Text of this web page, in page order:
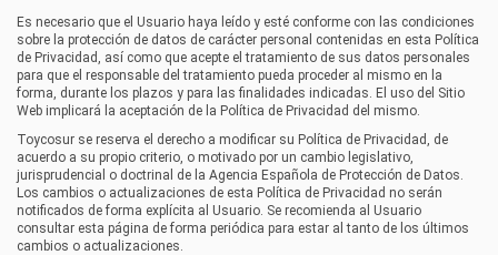
Es necesario que el Usuario haya leído y esté conforme con las condiciones
sobre la protección de datos de carácter personal contenidas en esta Política
de Privacidad, así como que acepte el tratamiento de sus datos personales
para que el responsable del tratamiento pueda proceder al mismo en la
forma, durante los plazos y para las finalidades indicadas. El uso del Sitio
Web implicará la aceptación de la Política de Privacidad del mismo.
Toycosur se reserva el derecho a modificar su Política de Privacidad, de
acuerdo a su propio criterio, o motivado por un cambio legislativo,
jurisprudencial o doctrinal de la Agencia Española de Protección de Datos.
Los cambios o actualizaciones de esta Política de Privacidad no serán
notificados de forma explícita al Usuario. Se recomienda al Usuario
consultar esta página de forma periódica para estar al tanto de los últimos
cambios o actualizaciones.